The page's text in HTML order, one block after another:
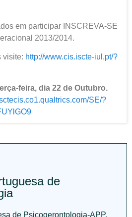
em participar INSCREVA-SE
2013/2014.
visite: http://www.cis.iscte-iul.pt/?
feira, dia 22 de Outubro.
com/SE/?
de
de Psicogerontologia-APP,